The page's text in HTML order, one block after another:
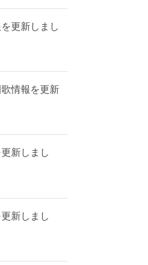
更新しまし
情報を更新
新しまし
新しまし